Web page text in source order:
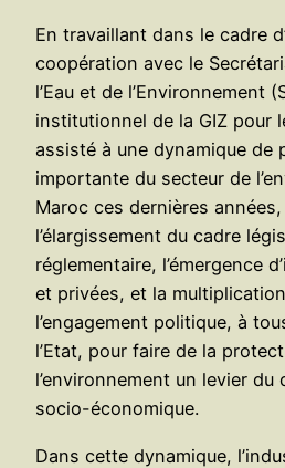
En travaillant dans le cadre
coopération avec le
l’Eau et de l’Environnement
institutionnel de la GIZ pour
assisté à une dynamique de
importante du secteur de
Maroc ces dernières
l’élargissement du cadre
réglementaire, l’émergence
et privées, et la
l’engagement politique, à
l’Etat, pour faire de la
l’environnement un levier du
socio-économique.
Dans cette dynamique,